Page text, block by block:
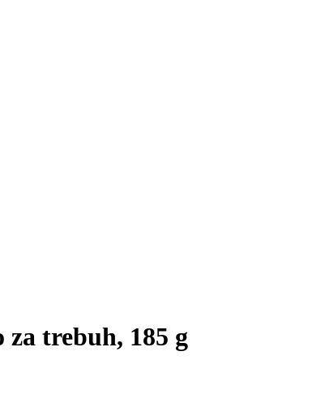
za trebuh, 185 g